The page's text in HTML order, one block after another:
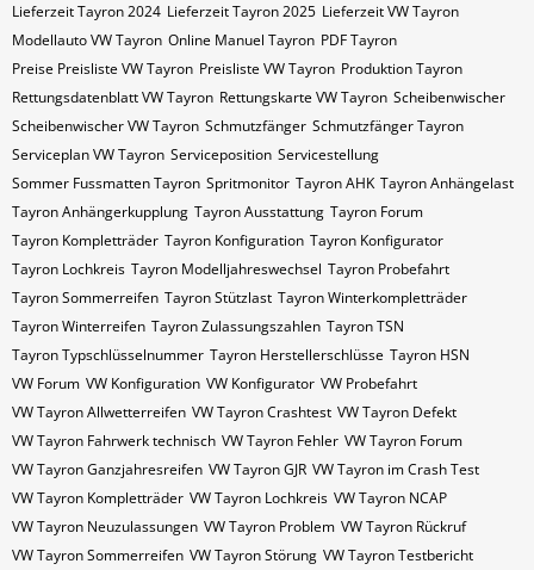
Lieferzeit Tayron 2024 Lieferzeit Tayron 2025 Lieferzeit VW Tayron
Modellauto VW Tayron Online Manuel Tayron PDF Tayron
Preise Preisliste VW Tayron Preisliste VW Tayron Produktion Tayron
Rettungsdatenblatt VW Tayron Rettungskarte VW Tayron Scheibenwischer
Scheibenwischer VW​ Tayron Schmutzfänger Schmutzfänger Tayron
Serviceplan VW Tayron Serviceposition Servicestellung
Sommer Fussmatten Tayron Spritmonitor Tayron AHK Tayron Anhängelast
Tayron Anhängerkupplung Tayron Ausstattung Tayron Forum
Tayron Kompletträder Tayron Konfiguration Tayron Konfigurator
Tayron Lochkreis Tayron Modelljahreswechsel Tayron Probefahrt
Tayron Sommerreifen Tayron Stützlast Tayron Winterkompletträder
Tayron Winterreifen Tayron Zulassungszahlen Tayron​​​​ TSN
Tayron​​​​ Typschlüsselnummer Tayron​​​​​ Herstellerschlüsse Tayron​​​​​ HSN
VW Forum VW Konfiguration VW Konfigurator VW Probefahrt
VW Tayron Allwetterreifen VW Tayron Crashtest VW Tayron Defekt
VW Tayron Fahrwerk technisch VW Tayron Fehler VW Tayron Forum
VW Tayron Ganzjahresreifen VW Tayron GJR VW Tayron im Crash Test
VW Tayron Kompletträder VW Tayron Lochkreis VW Tayron NCAP
VW Tayron Neuzulassungen VW Tayron Problem VW Tayron Rückruf
VW Tayron Sommerreifen VW Tayron Störung VW Tayron Testbericht